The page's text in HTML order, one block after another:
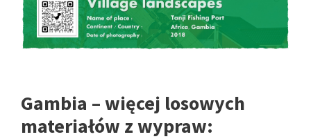
Gambia – więcej losowych
materiałów z wypraw: